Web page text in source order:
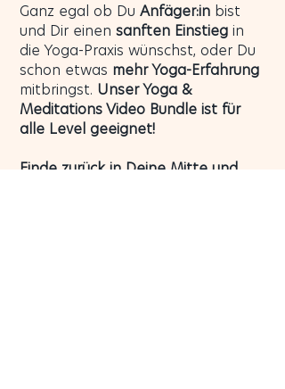
Ganz egal ob Du Anfäger:in bist
und Dir einen sanften Einstieg in
die Yoga-Praxis wünschst, oder Du
schon etwas mehr Yoga-Erfahrung
mitbringst. Unser Yoga &
Meditations Video Bundle ist für
alle Level geeignet!
Finde zurück in Deine Mitte und